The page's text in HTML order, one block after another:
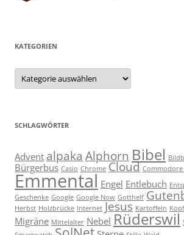
KATEGORIEN
Kategorien
SCHLAGWÖRTER
Advent alpaka Alphorn Bibel
Bürgerbus Casio Chrome Cloud Commodore
Emmental Engel Entlebuch
Geschenke Google Google Now Gotthelf
Herbst Holzbrücke Internet Jesus Kartoffeln
Migräne Mittelalter Nebel Rüderswil